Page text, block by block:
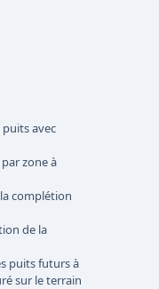
avec
zone à
complétion
de la
puits futurs à
sur le terrain